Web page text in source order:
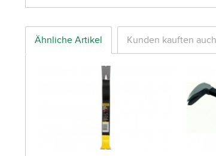
Ähnliche Artikel Kunden kauften auch